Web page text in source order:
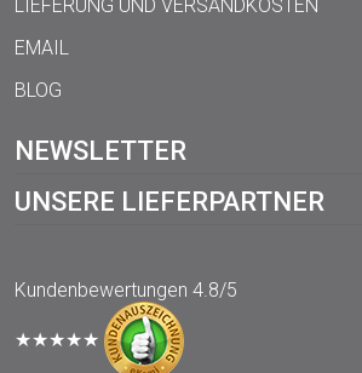
LIEFERUNG UND VERSANDKOSTEN
EMAIL
BLOG
NEWSLETTER
UNSERE LIEFERPARTNER
Kundenbewertungen 4.8/5
★★★★★